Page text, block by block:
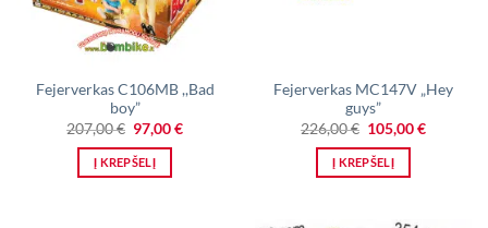
Fejerverkas C106MB ,,Bad
boy”
207,00€ Original
price
was:
207,00 €.
97,00€Current
Į KREPŠELĮ
Fejerverkas MC147V „Hey
guys”
226,00€ Original
price
was:
226,00 €.
105,00€Current
Į KREPŠELĮ